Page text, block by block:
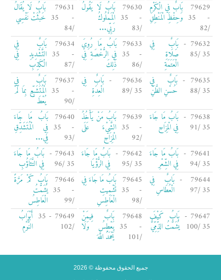
79629
- 35
/82
بَابٌ فِي الْكَرْمِ
وَحِفْظِ الْمَنْطِقِ
79630
- 35
/83
بَابُ لَا يَقُولُ
الْمَمْلُوكُ
رَبِّي...
79631
- 35
/84
بَابُ لَا يُقَالُ
خَبُثَتْ نَفْسِي
79632 -
35 /85
بَابٌ فِي
صَلَاةِ
الْعَتَمَةِ
79633
- 35
/86
بَابُ مَا رُوِيَ
فِي الرُّخْصَةِ فِي
ذَلِكَ
79634
- 35
/87
بَابٌ فِي
التَّشْدِيدِ فِي
الْكَذِبِ
79635 -
35 /88
بَابٌ فِي
حُسْنِ الظَّنِّ
79636 -
35 /89
بَابٌ فِي
الْعِدَةِ
79637
- 35
/90
بَابٌ فِي
الْمُتَشَبِّعِ بِمَا لَمْ
يُعْطَ
79638 -
35 /91
بَابُ مَا جَاءَ
فِي الْمِزَاحِ
79639
- 35
/92
بَابُ مَنْ يَأْخُذُ
الشَّيْءَ عَلَى
الْمِزَاحِ
79640
- 35
/93
بَابُ مَا جَاءَ
فِي الْمُتَشَدِّقِ
فِي...
79641 -
35 /94
بَابُ مَا جَاءَ
فِي الشِّعْرِ
79642 -
35 /95
بَابُ مَا جَاءَ
فِي الرُّؤْيَا
79643 -
35 /96
بَابُ مَا جَاءَ
فِي التَّثَاؤُبِ
79644 -
35 /97
بَابٌ فِي
الْعُطَاسِ
79645
- 35
/98
بَابُ مَا جَاءَ فِي
تَشْمِيتِ
الْعَاطِسِ
79646
- 35
/99
بَابُ كَمْ مَرَّةً
يُشَمَّتُ
الْعَاطِسُ
79647 -
35 /100
بَابُ كَيْفَ
يُشَمَّتُ الذِّمِّيُّ
79648
- 35
/101
بَابٌ فِيمَنْ
يَعْطِسُ وَلَا
يَحْمَدُ اللَّهَ
79649 - 35
/102
أَبْوَابُ
النَّوْمِ
جميع الحقوق محفوظة © 2026